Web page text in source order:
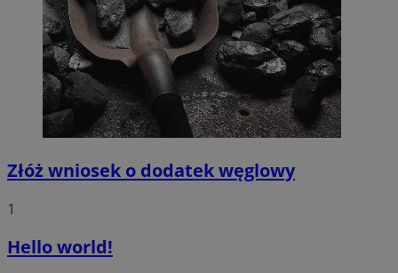
Złóż wniosek o dodatek węglowy
1
Hello world!